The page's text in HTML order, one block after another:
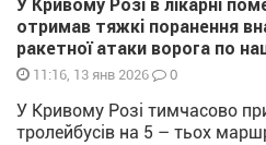
У Кривому Розі в лікарні
отримав тяжкі поранення
ракетної атаки ворога по
11:16, 13 янв 2026 0
У Кривому Розі тимчасово
тролейбусів на 5 – тьох